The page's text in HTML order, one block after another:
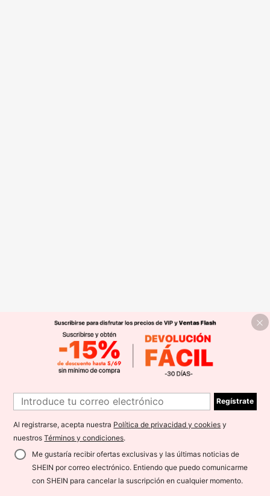
Regístrate
Al registrarse, acepta nuestra Política de privacidad y cookies y
nuestrosTérminos y condiciones.
Me gustaría recibir ofertas exclusivas y las últimas noticias de
SHEIN por correo electrónico. Entiendo que puedo comunicarme
con SHEIN para cancelar la suscripción en cualquier momento.